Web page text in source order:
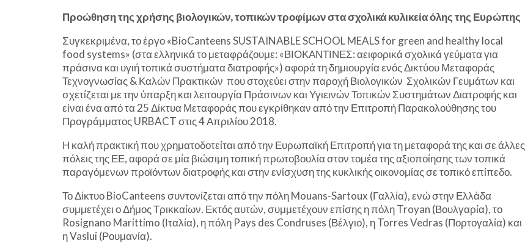
Προώθηση της χρήσης βιολογικών, τοπικών τροφίμων στα σχολικά κυλικεία όλης της Ευρώπης
Συγκεκριμένα, το έργο «BioCanteens SUSTAINABLE SCHOOL MEALS for green and healthy local
food systems» (στα ελληνικά το μεταφράζουμε: «ΒΙΟΚΑΝΤΙΝΕΣ: αειφορικά σχολικά γεύματα για
πράσινα και υγιή τοπικά συστήματα διατροφής») αφορά τη δημιουργία ενός Δικτύου Μεταφοράς
Τεχνογνωσίας & Καλών Πρακτικών που στοχεύει στην παροχή Βιολογικών Σχολικών Γευμάτων και
σχετίζεται με την ύπαρξη και λειτουργία Πράσινων και Υγιεινών Τοπικών Συστημάτων Διατροφής και
είναι ένα από τα 25 Δίκτυα Μεταφοράς που εγκρίθηκαν από την Επιτροπή Παρακολούθησης του
Προγράμματος URBACT στις 4 Απριλίου 2018.
Η καλή πρακτική που χρηματοδοτείται από την Ευρωπαϊκή Επιτροπή για τη μεταφορά της και σε άλλες
πόλεις της ΕΕ, αφορά σε μία βιώσιμη τοπική πρωτοβουλία στον τομέα της αξιοποίησης των τοπικά
παραγόμενων προϊόντων διατροφής και στην ενίσχυση της κυκλικής οικονομίας σε τοπικό επίπεδο.
Το Δίκτυο BioCanteens συντονίζεται από την πόλη Mouans-Sartoux (Γαλλία), ενώ στην Ελλάδα
συμμετέχει ο Δήμος Τρικκαίων. Εκτός αυτών, συμμετέχουν επίσης η πόλη Troyan (Βουλγαρία), το
Rosignano Marittimo (Ιταλία), η πόλη Pays des Condruses (Βέλγιο), η Torres Vedras (Πορτογαλία) και
η Vaslui (Ρουμανία).